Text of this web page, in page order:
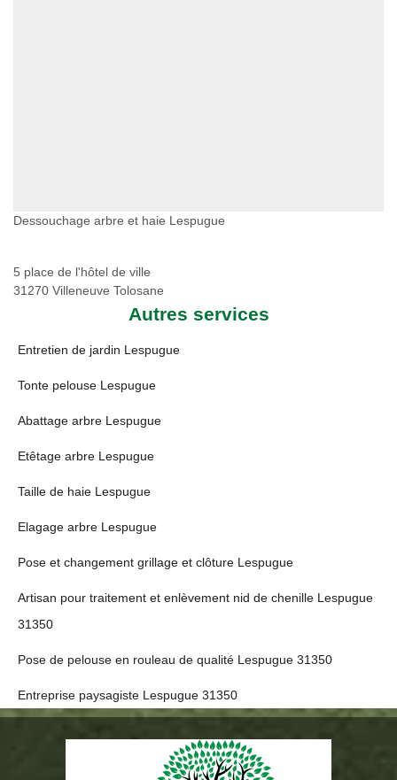
Dessouchage arbre et haie Lespugue
5 place de l'hôtel de ville
31270 Villeneuve Tolosane
Autres services
Entretien de jardin Lespugue
Tonte pelouse Lespugue
Abattage arbre Lespugue
Etêtage arbre Lespugue
Taille de haie Lespugue
Elagage arbre Lespugue
Pose et changement grillage et clôture Lespugue
Artisan pour traitement et enlèvement nid de chenille Lespugue
31350
Pose de pelouse en rouleau de qualité Lespugue 31350
Entreprise paysagiste Lespugue 31350